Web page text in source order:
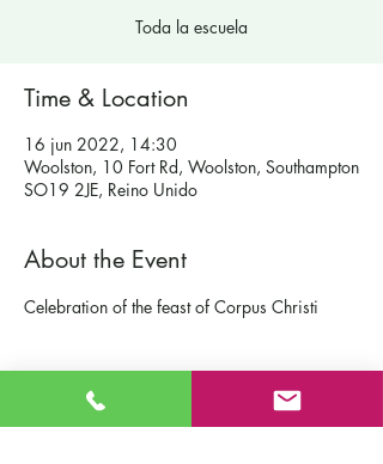
Toda la escuela
Time & Location
16 jun 2022, 14:30
Woolston, 10 Fort Rd, Woolston, Southampton
SO19 2JE, Reino Unido
About the Event
Celebration of the feast of Corpus Christi